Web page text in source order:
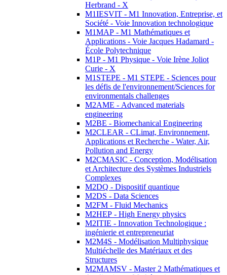
Herbrand - X
M1IESVIT - M1 Innovation, Entreprise, et
Société - Voie Innovation technologique
M1MAP - M1 Mathématiques et
Applications - Voie Jacques Hadamard -
École Polytechnique
M1P - M1 Physique - Voie Irène Joliot
Curie - X
M1STEPE - M1 STEPE - Sciences pour
les défis de l'environnement/Sciences for
environmentals challenges
M2AME - Advanced materials
engineering
M2BE - Biomechanical Engineering
M2CLEAR - CLimat, Environnement,
Applications et Recherche - Water, Air,
Pollution and Energy
M2CMASIC - Conception, Modélisation
et Architecture des Systèmes Industriels
Complexes
M2DQ - Dispositif quantique
M2DS - Data Sciences
M2FM - Fluid Mechanics
M2HEP - High Energy physics
M2ITIE - Innovation Technologique :
ingénierie et entrepreneuriat
M2M4S - Modélisation Multiphysique
Multiéchelle des Matériaux et des
Structures
M2MAMSV - Master 2 Mathématiques et